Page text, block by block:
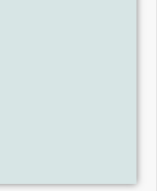
日-平成30年6月30日)
年3月31日)
1日-平成29年12月31
日-平成29年9月30日)
日-平成29年6月30日)
29年3月31日)